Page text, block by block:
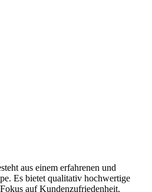
aus einem erfahrenen und
Es bietet qualitativ hochwertige
auf Kundenzufriedenheit.